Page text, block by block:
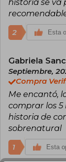
historia se va
2 Esta
Gabriela
Septiembre,
Compra
Me encantó,
comprar los
historia de
sobrenatural
1 Esta